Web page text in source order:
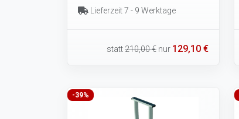
Lieferzeit 7 - 9 Werktage
statt210,00 € nur 129,10 €
-39%